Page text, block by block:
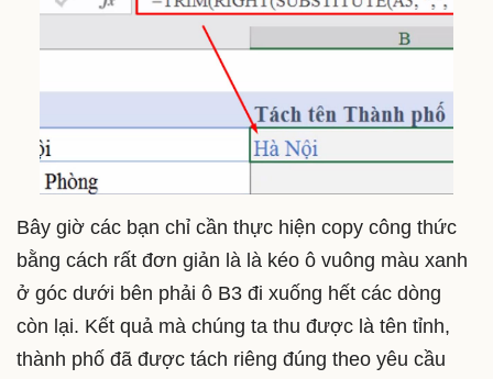
Bây giờ các bạn chỉ cần thực hiện copy công thức
bằng cách rất đơn giản là là kéo ô vuông màu xanh
ở góc dưới bên phải ô B3 đi xuống hết các dòng
còn lại. Kết quả mà chúng ta thu được là tên tỉnh,
thành phố đã được tách riêng đúng theo yêu cầu